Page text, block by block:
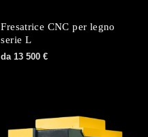
Fresatrice CNC per legno
serie L
da 13 500€